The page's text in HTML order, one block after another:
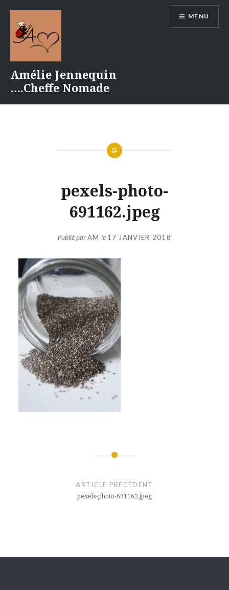
contenu
Amélie Jennequin
….Cheffe Nomade
MENU
pexels-photo-
691162.jpeg
Publié parAM le 17 JANVIER 2018
ARTICLE PRÉCÉDENT
pexels-photo-691162.jpeg